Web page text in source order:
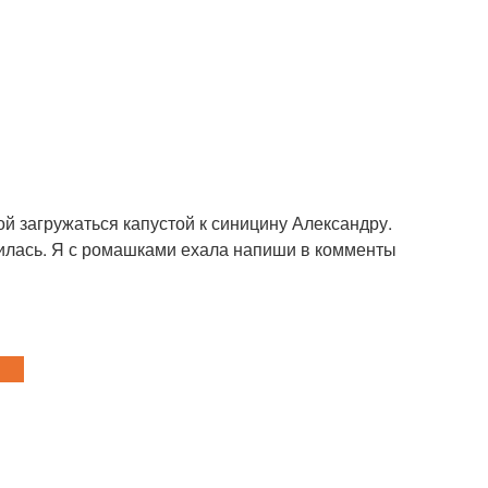
капустой к синицину Александру.
Я с ромашками ехала напиши в комменты